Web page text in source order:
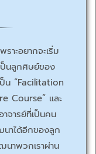
าะอยากจะเริ่ม
ป็นลูกศิษย์ของ
ป็น “Facilitation
Course” และ
าจารย์ที่เป็นคน
นาได้อีกของลูก
าพวกเราผ่าน